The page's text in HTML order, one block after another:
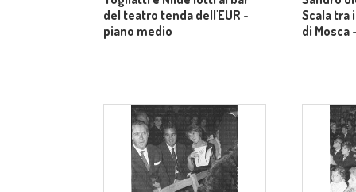
del teatro tenda dell'EUR -
piano medio
Scala tra
di Mosca